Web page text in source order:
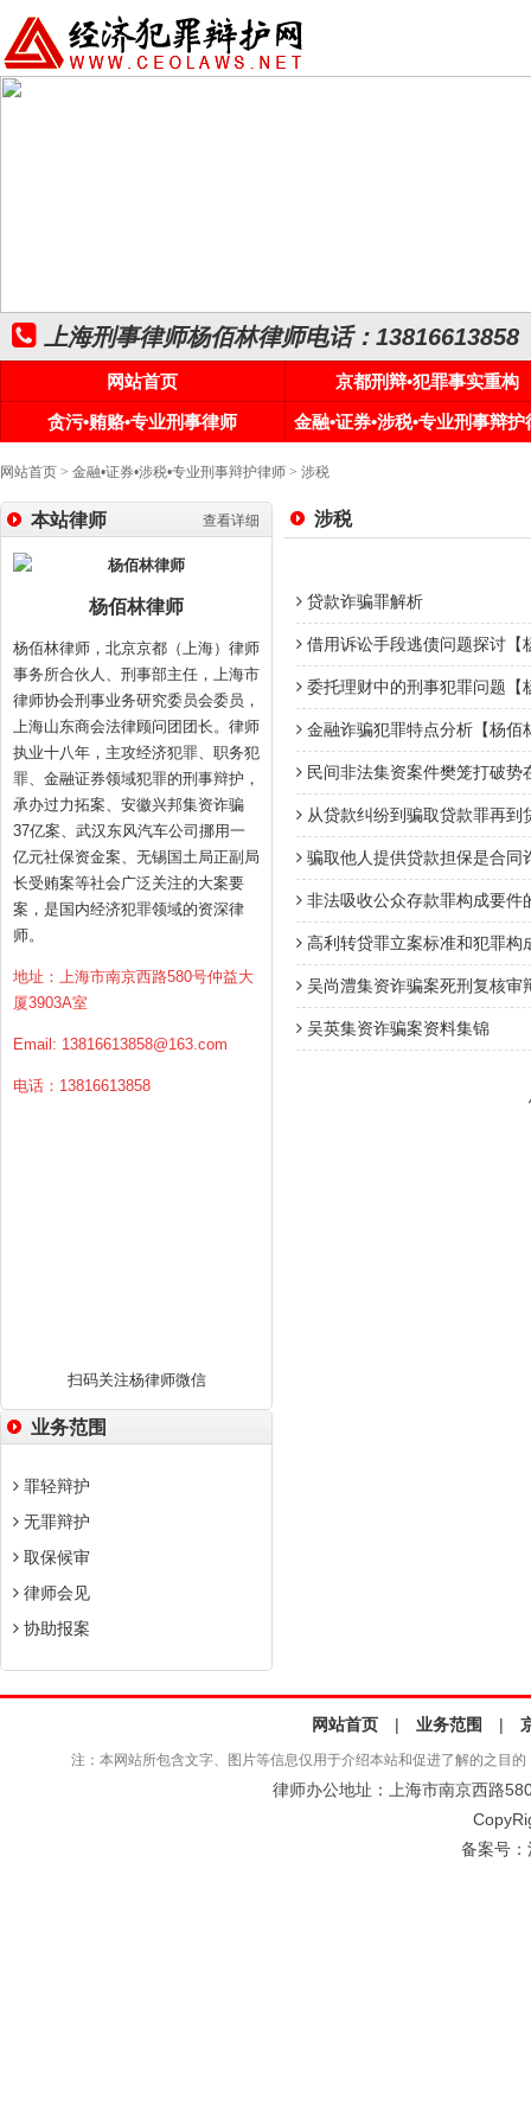
上海刑事律师杨佰林律师电话：13816613858
网站首页
京都刑辩•犯罪事实重构
贪污•贿赂•专业刑事律师
金融•证券•涉税•专业刑事辩护
网站首页 > 金融•证券•涉税•专业刑事辩护律师 > 涉税
查看详细
本站律师
杨佰林律师
杨佰林律师，北京京都（上海）律师
事务所合伙人、刑事部主任，上海市
律师协会刑事业务研究委员会委员，
上海山东商会法律顾问团团长。律师
执业十八年，主攻经济犯罪、职务犯
罪、金融证券领域犯罪的刑事辩护，
承办过力拓案、安徽兴邦集资诈骗
37亿案、武汉东风汽车公司挪用一
亿元社保资金案、无锡国土局正副局
长受贿案等社会广泛关注的大案要
案，是国内经济犯罪领域的资深律
师。
地址：上海市南京西路580号仲益大
厦3903A室
Email: 13816613858@163.com
电话：13816613858
扫码关注杨律师微信
业务范围
罪轻辩护
无罪辩护
取保候审
律师会见
协助报案
涉税
贷款诈骗罪解析
借用诉讼手段逃债问题探讨【
委托理财中的刑事犯罪问题【
金融诈骗犯罪特点分析【杨佰
民间非法集资案件樊笼打破势
从贷款纠纷到骗取贷款罪再
骗取他人提供贷款担保是合同
非法吸收公众存款罪构成要件
高利转贷罪立案标准和犯罪构
吴尚澧集资诈骗案死刑复核审
吴英集资诈骗案资料集锦
网站首页 | 业务范围 |
注：本网站所包含文字、图片等信息仅用于介绍本站和促进了解的之目
律师办公地址：上海市南京西路
备案号：